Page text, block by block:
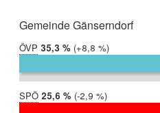
hier:
Gemeinde Gänserndorf
ÖVP 2019:
35,3 %
2017:
26,5 %
Differenz:
+8,8 %
SPÖ 2019:
25,6 %
2017:
28,6 %
Differenz:
-2,9 %